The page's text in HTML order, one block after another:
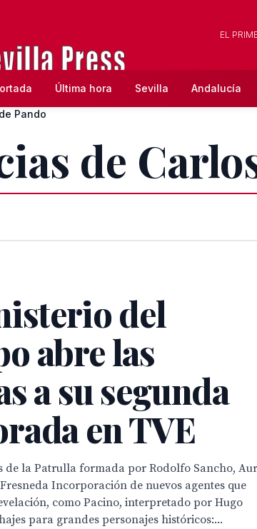
EL
Última hora Sevilla Andalucía
Pando
de
del
abre las
a su segunda
en TVE
de la Patrulla formada por Rodolfo Sancho,
Incorporación de nuevos agentes que
como Pacino, interpretado por Hugo
para grandes personajes históricos:...